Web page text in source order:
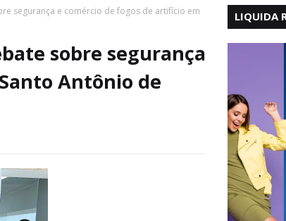
segurança e comércio de fogos de artifício em
sobre segurança
Antônio de
LIQUIDA